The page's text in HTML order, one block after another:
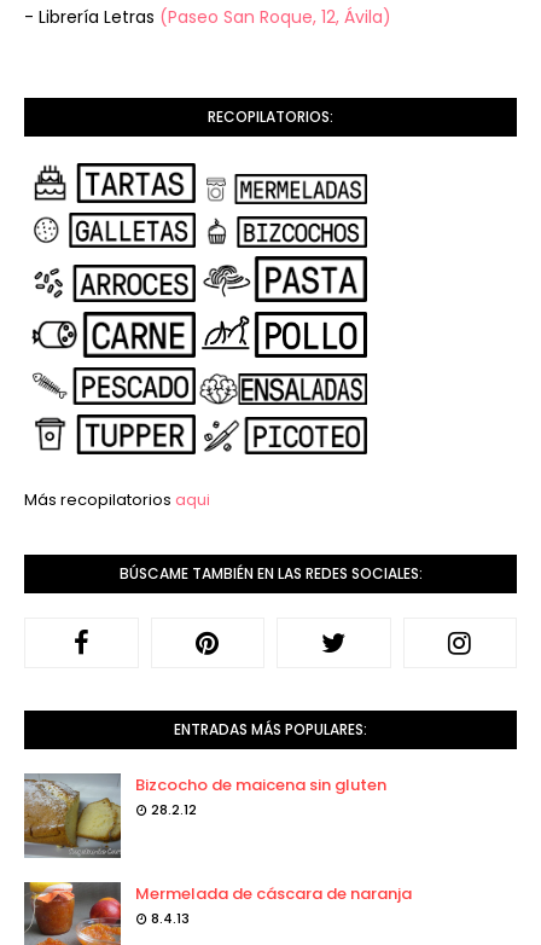
- Librería Letras (Paseo San Roque, 12, Ávila)
RECOPILATORIOS:
Más recopilatorios aqui
BÚSCAME TAMBIÉN EN LAS REDES SOCIALES:
ENTRADAS MÁS POPULARES:
Bizcocho de maicena sin gluten
28.2.12
Mermelada de cáscara de naranja
8.4.13